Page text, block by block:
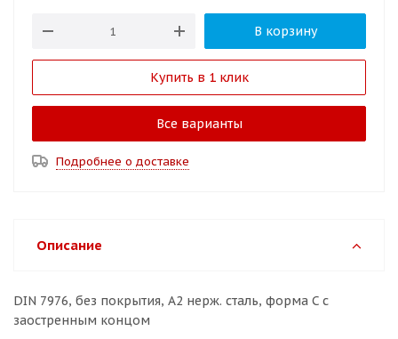
В корзину
Купить в 1 клик
Все варианты
Подробнее о доставке
Описание
DIN 7976, без покрытия, A2 нерж. сталь, форма C с
заостренным концом